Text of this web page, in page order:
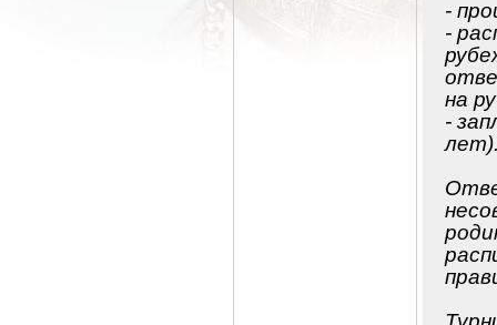
-
-
на
-